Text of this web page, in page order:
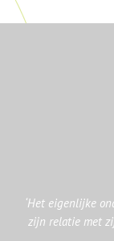
‘Het eigenlijke
zijn relatie met